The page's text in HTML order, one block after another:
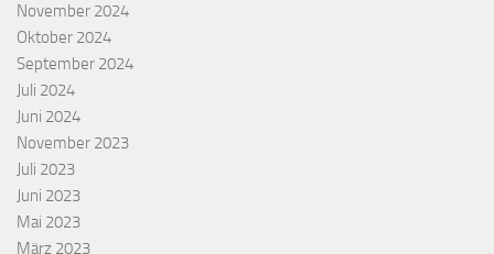
November 2024
Oktober 2024
September 2024
Juli 2024
Juni 2024
November 2023
Juli 2023
Juni 2023
Mai 2023
März 2023